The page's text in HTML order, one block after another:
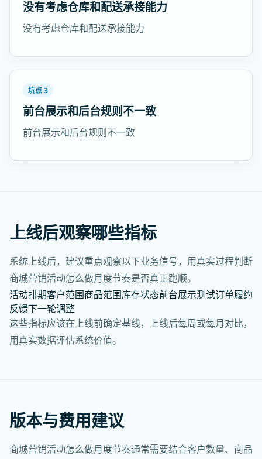
没有考虑仓库和配送承接能力
没有考虑仓库和配送承接能力
坑点 3
前台展示和后台规则不一致
前台展示和后台规则不一致
上线后观察哪些指标
系统上线后，建议重点观察以下业务信号，用真实过程判断
商城营销活动怎么做月度节奏是否真正跑顺。
活动排期客户范围商品范围库存状态前台展示测试订单履约
反馈下一轮调整
这些指标应该在上线前确定基线，上线后每周或每月对比，
用真实数据评估系统价值。
版本与费用建议
商城营销活动怎么做月度节奏通常需要结合客户数量、商品